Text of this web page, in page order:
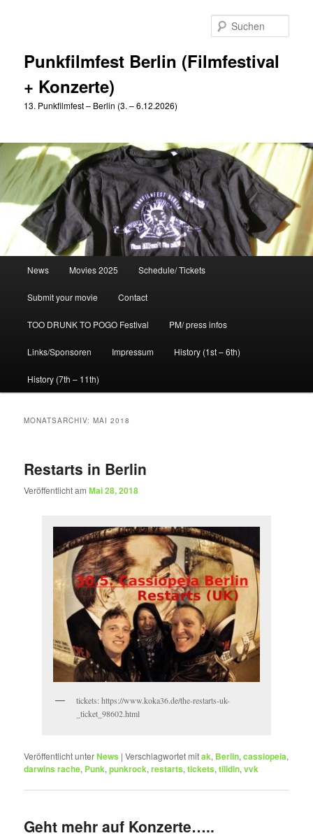
Punkfilmfest Berlin (Filmfestival
+ Konzerte)
13. Punkfilmfest – Berlin (3. – 6.12.2026)
News Movies 2025 Schedule/ Tickets
Submit your movie Contact
TOO DRUNK TO POGO Festival PM/ press infos
Links/Sponsoren Impressum History (1st – 6th)
History (7th – 11th)
MONATSARCHIV:MAI 2018
Restarts in Berlin
Veröffentlicht amMai 28, 2018
tickets: https://www.koka36.de/the-restarts-uk-
_ticket_98602.html
Veröffentlicht unterNews |Verschlagwortet mitak, Berlin,cassiopeia,
darwins rache, Punk,punkrock,restarts,tickets,tilidin,vvk
Geht mehr auf Konzerte…..